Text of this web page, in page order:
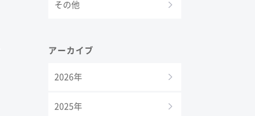
その他
アーカイブ
2026年
2025年